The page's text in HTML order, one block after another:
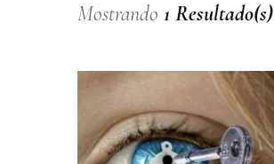
Mostrando 1 Resultado(s)